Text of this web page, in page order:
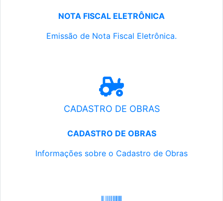
NOTA FISCAL ELETRÔNICA
Emissão de Nota Fiscal Eletrônica.
CADASTRO DE OBRAS
CADASTRO DE OBRAS
Informações sobre o Cadastro de Obras